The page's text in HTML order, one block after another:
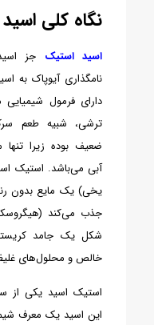
نگاه کلی
اسید استیک جز
نامگذاری آیوپاک به
دارای فرمول
ترشی، شبیه طعم
ضعیف بوده زیرا
آبی می‌باشد. استیک
یخی) یک مایع بدون
شکل یک جامد
خالص و محلول‌های
استیک اسید یکی از
این اسید یک معرف